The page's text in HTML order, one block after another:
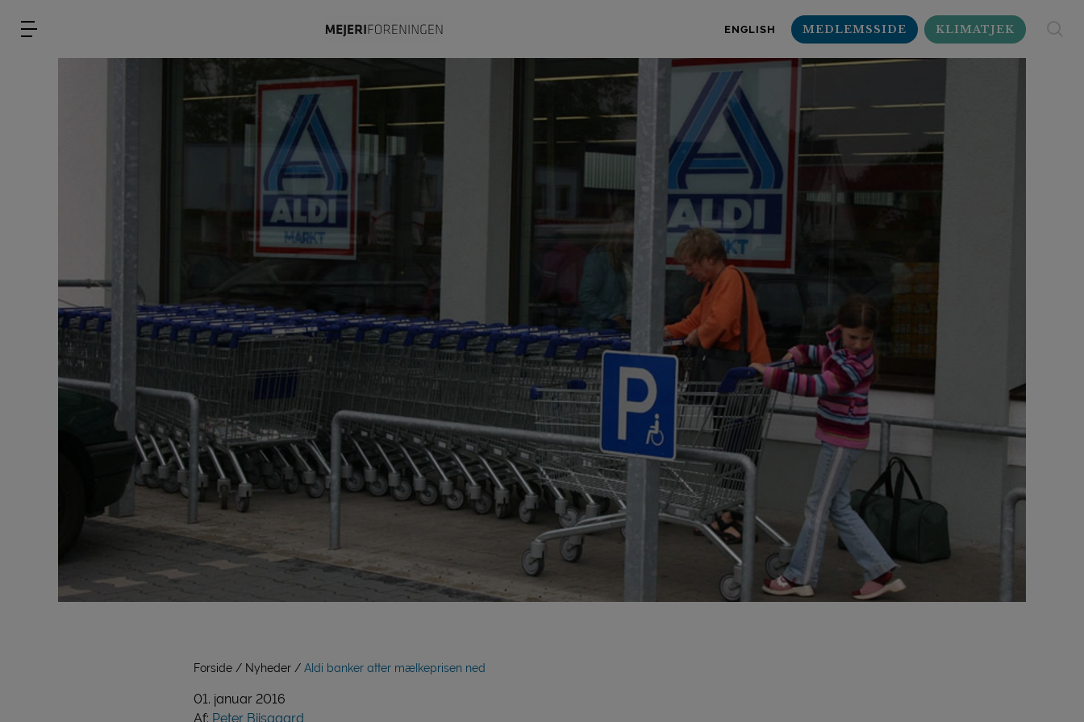
ENGLISH MEDLEMSSIDE KLIMATJEK
Forside Nyheder Aldi banker atter mælkeprisen ned
01. januar 2016
Af: Peter Biisgaard